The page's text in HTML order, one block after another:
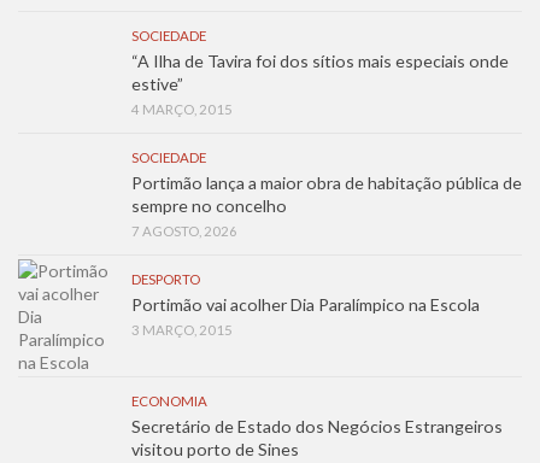
SOCIEDADE
“A Ilha de Tavira foi dos sítios mais especiais onde
estive”
4 MARÇO, 2015
SOCIEDADE
Portimão lança a maior obra de habitação pública de
sempre no concelho
7 AGOSTO, 2026
DESPORTO
Portimão vai acolher Dia Paralímpico na Escola
3 MARÇO, 2015
ECONOMIA
Secretário de Estado dos Negócios Estrangeiros
visitou porto de Sines